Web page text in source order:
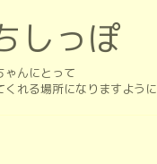
しっぽ
ゃんにとって
くれる場所になりますように